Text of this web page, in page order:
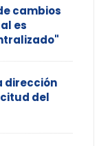
cambios
es
dirección
del